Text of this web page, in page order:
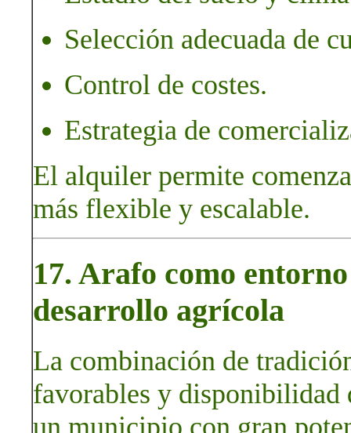
Selección adecuada de
Control de costes.
Estrategia de
El alquiler permite
más flexible y escalable.
17. Arafo como
desarrollo agrícola
La combinación de
favorables y disponibilidad